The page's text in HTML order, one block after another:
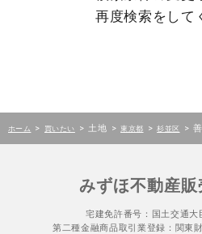
再度検索をして
ホーム > 買いたい > 土地 > 東京都 > 杉並区 >
みずほ不動産
宅建免許番号：国土交通
第二種金融商品取引業登録：関東